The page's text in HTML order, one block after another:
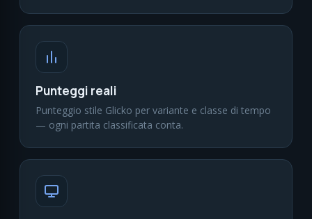
Punteggi reali
Punteggio stile Glicko per variante e classe di tempo
— ogni partita classificata conta.